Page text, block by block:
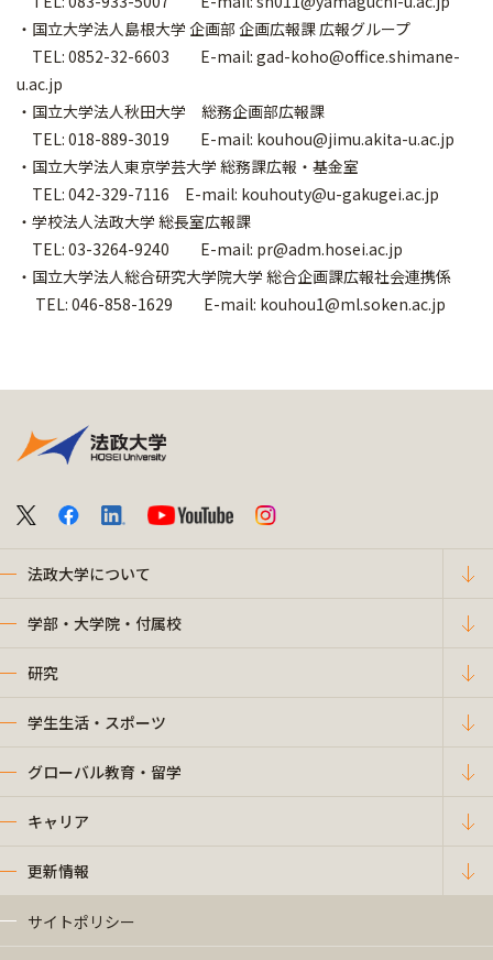
・国立大学法人島根大学 企画部 企画広報課 広報グループ
TEL: 0852-32-6603 E-mail: gad-koho@office.shimane-
u.ac.jp
・国立大学法人秋田大学 総務企画部広報課
TEL: 018-889-3019 E-mail: kouhou@jimu.akita-u.ac.jp
・国立大学法人東京学芸大学 総務課広報・基金室
TEL: 042-329-7116 E-mail: kouhouty@u-gakugei.ac.jp
・学校法人法政大学 総長室広報課
TEL: 03-3264-9240 E-mail: pr@adm.hosei.ac.jp
・国立大学法人総合研究大学院大学 総合企画課広報社会連携係
TEL: 046-858-1629 E-mail: kouhou1@ml.soken.ac.jp
法政大学について
学部・大学院・付属校
研究
学生生活・スポーツ
グローバル教育・留学
キャリア
更新情報
サイトポリシー